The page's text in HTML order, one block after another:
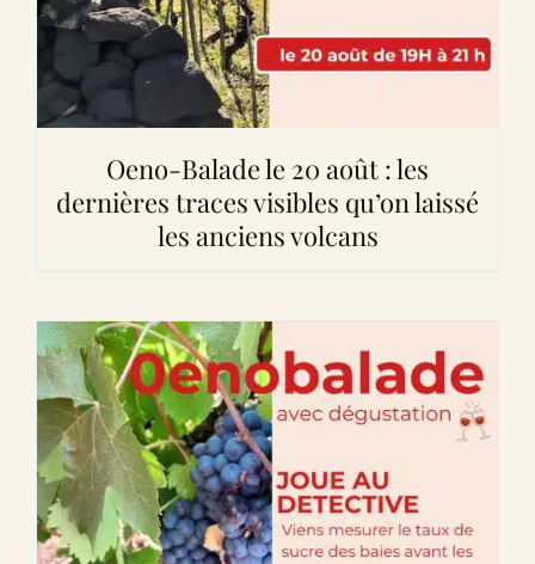
Oeno-Balade le 20 août : les
dernières traces visibles qu’on laissé
les anciens volcans